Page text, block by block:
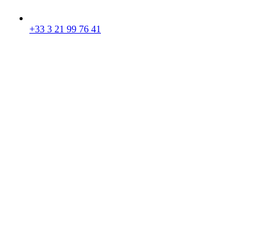
+33 3 21 99 76 41